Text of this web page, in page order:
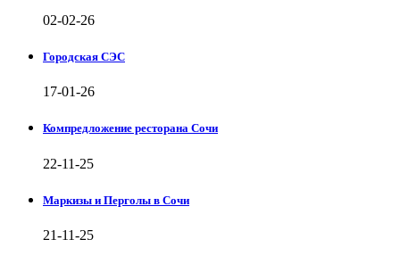
02-02-26
Городская СЭС
17-01-26
Компредложение ресторана Сочи
22-11-25
Маркизы и Перголы в Сочи
21-11-25